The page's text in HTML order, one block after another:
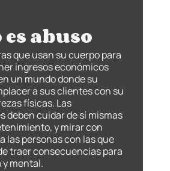
abuso
que usan su cuerpo para
ingresos económicos
un mundo donde su
a sus clientes con su
físicas. Las
deben cuidar de sí mismas
y mirar con
las personas con las que
traer consecuencias para
y mental.